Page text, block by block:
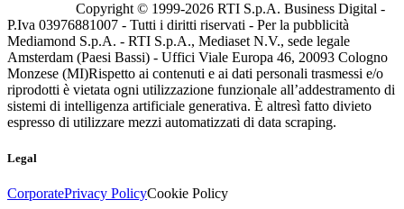
Copyright © 1999-2026 RTI S.p.A. Business Digital -
P.Iva 03976881007 - Tutti i diritti riservati - Per la pubblicità
Mediamond S.p.A. - RTI S.p.A., Mediaset N.V., sede legale
Amsterdam (Paesi Bassi) - Uffici Viale Europa 46, 20093 Cologno
Monzese (MI)Rispetto ai contenuti e ai dati personali trasmessi e/o
riprodotti è vietata ogni utilizzazione funzionale all’addestramento di
sistemi di intelligenza artificiale generativa. È altresì fatto divieto
espresso di utilizzare mezzi automatizzati di data scraping.
Legal
CorporatePrivacy PolicyCookie Policy